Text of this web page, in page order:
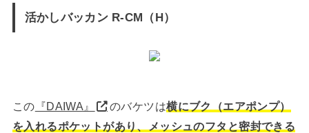
活かしバッカン R-CM（H）
この 『DAIWA』 のバケツは横にブク（エアポンプ）
を入れるポケットがあり、メッシュのフタと密封できる